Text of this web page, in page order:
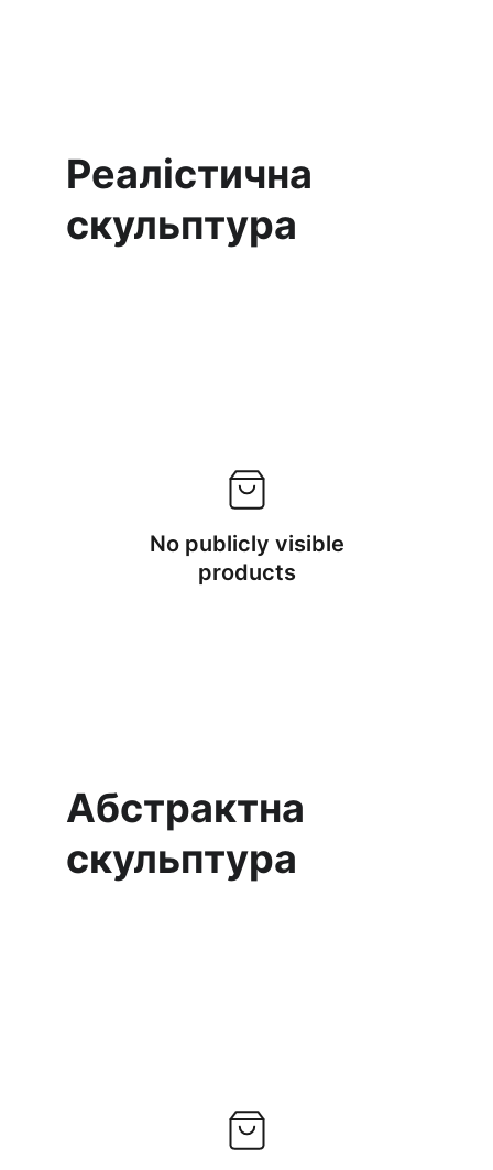
Реалістична
скульптура
No publicly visible
products
Абстрактна
скульптура